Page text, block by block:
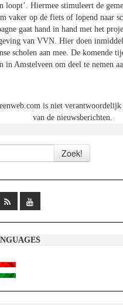
loopt’. Hiermee stimuleert de
vaker op de fiets of lopend naar
gaat hand in hand met het
van VVN. Hier doen
scholen aan mee. De komende
in Amstelveen om deel te nemen
is niet
van de nieuwsberichten.